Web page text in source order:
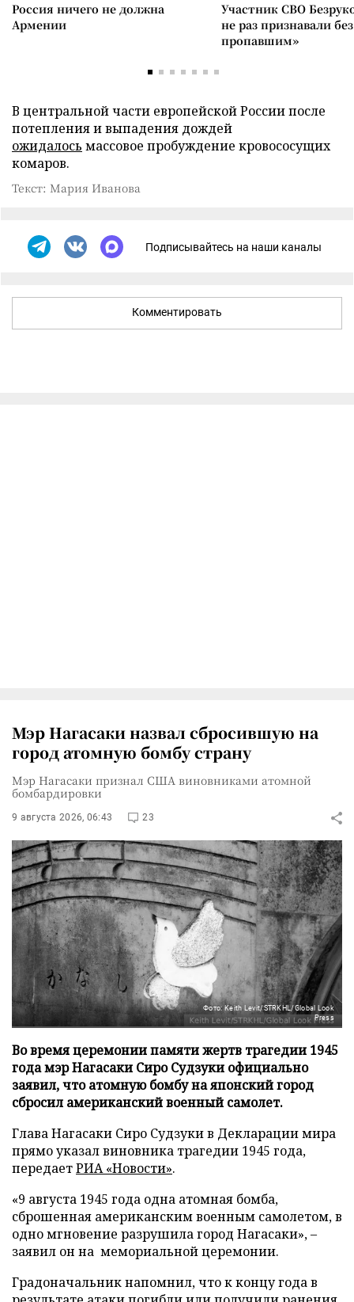
Россия ничего не должна
Армении
Участник СВО
не раз признавали
пропавшим»
В центральной части европейской России после
потепления и выпадения дождей
ожидалось массовое пробуждение кровососущих
комаров.
Текст: Мария Иванова
Подписывайтесь на наши каналы
Комментировать
Мэр Нагасаки назвал сбросившую на
город атомную бомбу страну
Мэр Нагасаки признал США виновниками атомной
бомбардировки
9 августа 2026, 06:43 23
Фото: Keith Levit/STRKHL/Global Look
Press
Во время церемонии памяти жертв трагедии 1945
года мэр Нагасаки Сиро Судзуки официально
заявил, что атомную бомбу на японский город
сбросил американский военный самолет.
Глава Нагасаки Сиро Судзуки в Декларации мира
прямо указал виновника трагедии 1945 года,
передаетРИА «Новости».
«9 августа 1945 года одна атомная бомба,
сброшенная американским военным самолетом, в
одно мгновение разрушила город Нагасаки», –
заявил он на мемориальной церемонии.
Градоначальник напомнил, что к концу года в